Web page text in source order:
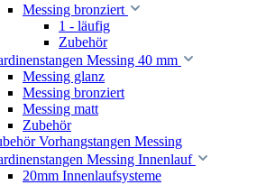
Messing bronziert
1 - läufig
Zubehör
Messing 40 mm
Messing glanz
Messing bronziert
Messing matt
Zubehör
Vorhangstangen Messing
Messing Innenlauf
20mm Innenlaufsysteme